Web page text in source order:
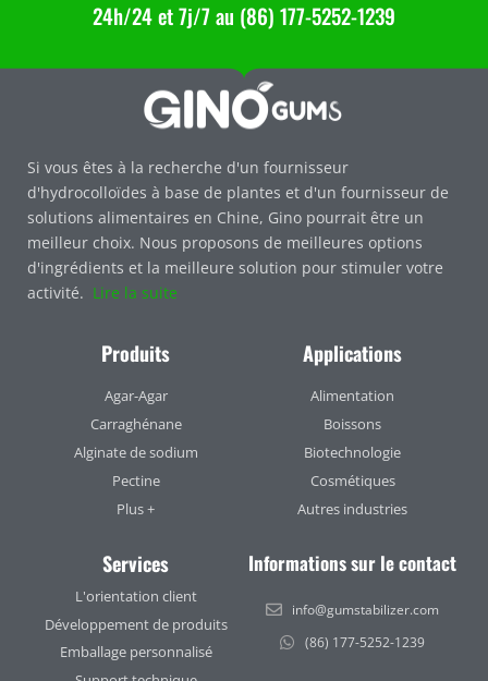
24h/24 et 7j/7 au (86) 177-5252-1239
Si vous êtes à la recherche d'un fournisseur
d'hydrocolloïdes à base de plantes et d'un fournisseur de
solutions alimentaires en Chine, Gino pourrait être un
meilleur choix. Nous proposons de meilleures options
d'ingrédients et la meilleure solution pour stimuler votre
activité. Lire la suite
Produits
Agar-Agar
Carraghénane
Alginate de sodium
Pectine
Plus +
Applications
Alimentation
Boissons
Biotechnologie
Cosmétiques
Autres industries
Services
L'orientation client
Développement de produits
Emballage personnalisé
Informations sur le contact
info@gumstabilizer.com
(86) 177-5252-1239